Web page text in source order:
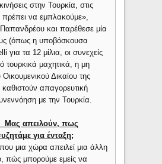
στην Τουρκία, στις
πρέπει να εμπλακούμε»,
και παρέθεσε μία
(όπως η υποβόσκουσα
για τα 12 μίλια, οι συνεχείς
τουρκικά μαχητικά, η μη
Δικαίου της
απαγορευτική
με την Τουρκία.
Μας απειλούν, πως
για ένταξη;
μια χώρα απειλεί μια άλλη
πώς μπορούμε εμείς να